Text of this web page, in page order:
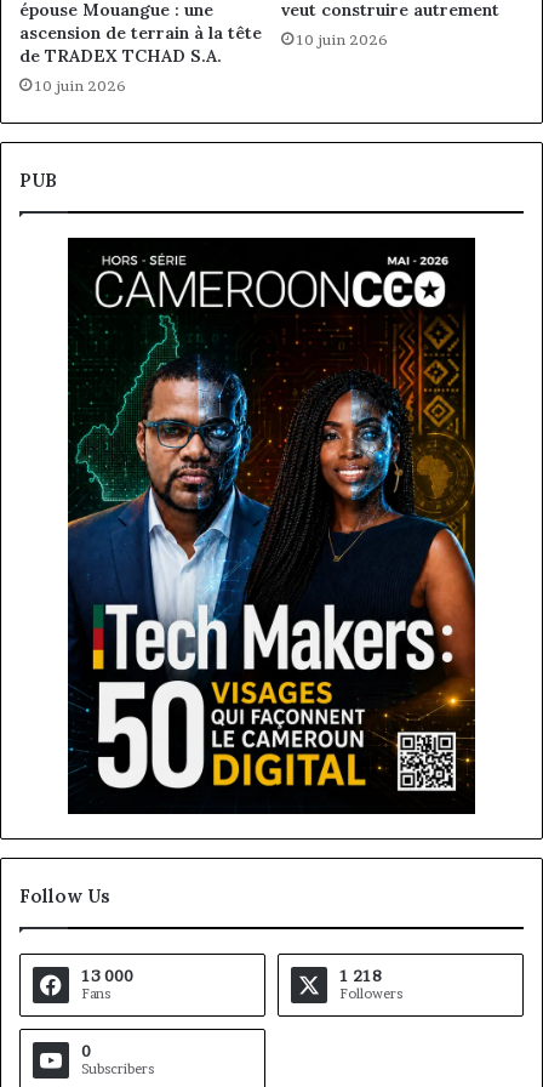
épouse Mouangue : une
ascension de terrain à la tête
de TRADEX TCHAD S.A.
10 juin 2026
veut construire autrement
10 juin 2026
PUB
Follow Us
13 000
Fans
1 218
Followers
0
Subscribers